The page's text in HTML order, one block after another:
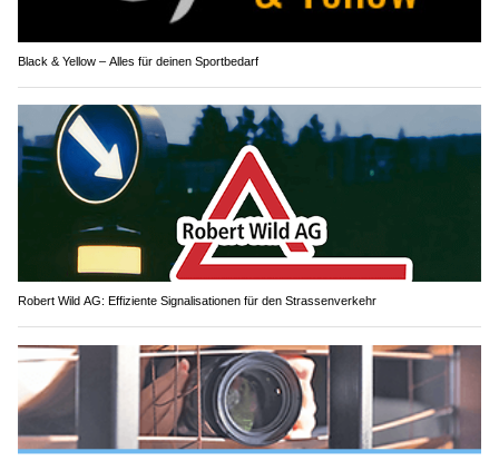
Black & Yellow – Alles für deinen Sportbedarf
Robert Wild AG: Effiziente Signalisationen für den Strassenverkehr